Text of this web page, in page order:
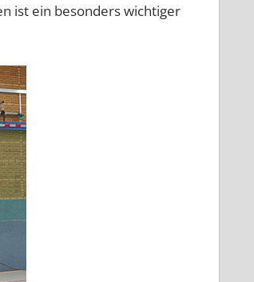
ist ein besonders wichtiger